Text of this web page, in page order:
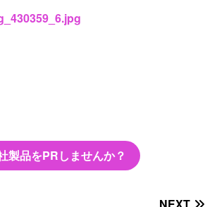
製品をPRしませんか？
NEXT